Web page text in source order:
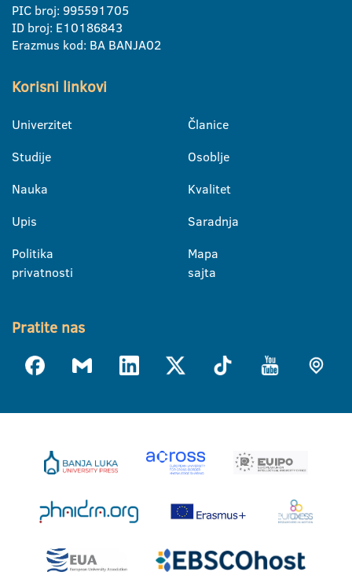
PIC broj: 995591705
ID broj: E10186843
Erazmus kod: BA BANJA02
Korisni linkovi
Univerzitet
Studije
Nauka
Upis
Politika
privatnosti
Članice
Osoblje
Kvalitet
Saradnja
Mapa
sajta
Pratite nas